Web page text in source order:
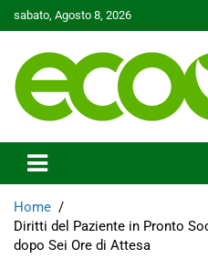
to
sabato, Agosto 8, 2026
Ecoo.it
Home
Diritti del Paziente in Pronto
dopo Sei Ore di Attesa